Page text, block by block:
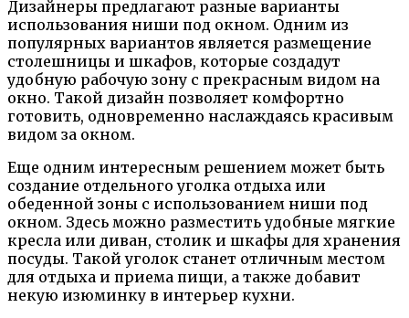
Дизайнеры предлагают разные варианты
использования ниши под окном. Одним из
популярных вариантов является размещение
столешницы и шкафов, которые создадут
удобную рабочую зону с прекрасным видом на
окно. Такой дизайн позволяет комфортно
готовить, одновременно наслаждаясь красивым
видом за окном.
Еще одним интересным решением может быть
создание отдельного уголка отдыха или
обеденной зоны с использованием ниши под
окном. Здесь можно разместить удобные мягкие
кресла или диван, столик и шкафы для хранения
посуды. Такой уголок станет отличным местом
для отдыха и приема пищи, а также добавит
некую изюминку в интерьер кухни.